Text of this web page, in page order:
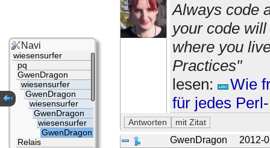
Always code
your code
where you
Practices"
lesen:
Wie
für jedes
GwenDragon 2012-
Navi
wiesensurfer
pq
GwenDragon
wiesensurfer
GwenDragon
wiesensurfer
GwenDragon
wiesensurfer
GwenDragon
Relais